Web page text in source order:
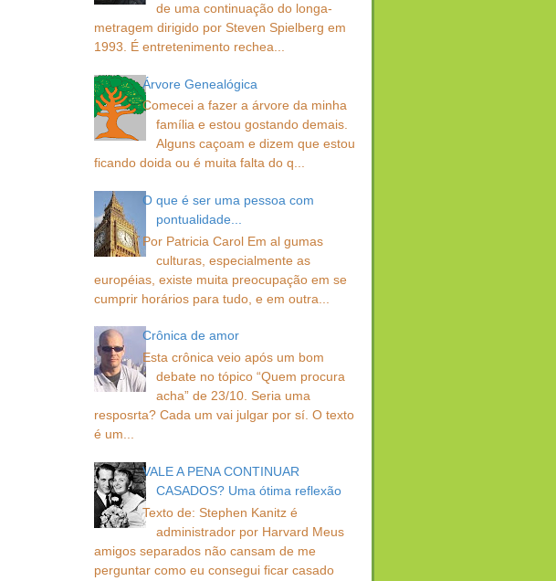
de uma continuação do longa-
metragem dirigido por Steven Spielberg em
1993. É entretenimento rechea...
Árvore Genealógica
Comecei a fazer a árvore da minha
família e estou gostando demais.
Alguns caçoam e dizem que estou
ficando doida ou é muita falta do q...
O que é ser uma pessoa com
pontualidade...
Por Patricia Carol Em al gumas
culturas, especialmente as
européias, existe muita preocupação em se
cumprir horários para tudo, e em outra...
Crônica de amor
Esta crônica veio após um bom
debate no tópico “Quem procura
acha” de 23/10. Seria uma
resposrta? Cada um vai julgar por sí. O texto
é um...
VALE A PENA CONTINUAR
CASADOS? Uma ótima reflexão
Texto de: Stephen Kanitz é
administrador por Harvard Meus
amigos separados não cansam de me
perguntar como eu consegui ficar casado